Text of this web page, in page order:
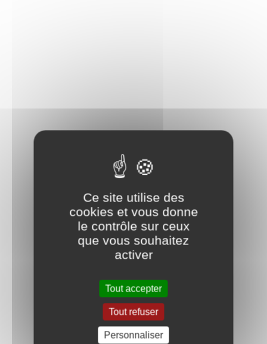
Ce site utilise des
cookies et vous donne
le contrôle sur ceux
que vous souhaitez
activer
Tout accepter
Tout refuser
Personnaliser